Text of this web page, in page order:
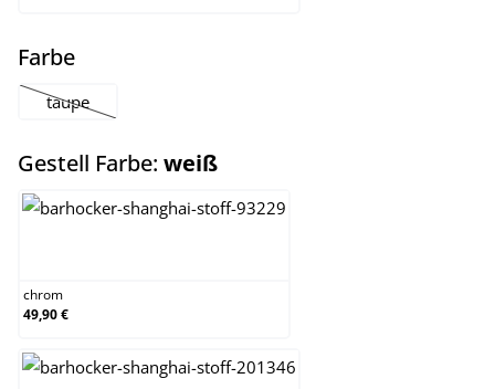
Farbeauswählen
taupe
(Diese Option ist zurzeit nicht verfügbar.)
Gestell Farbe: weißauswählen
chrom
49,90 €